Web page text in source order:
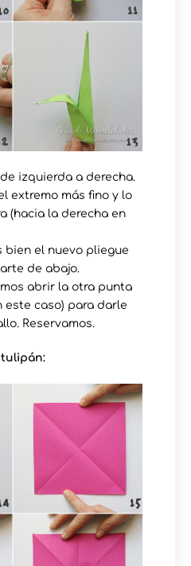
izquierda a derecha.
extremo más fino y lo
(hacia la derecha en
bien el nuevo pliegue
de abajo.
abrir la otra punta
este caso) para darle
Reservamos.
tulipán: